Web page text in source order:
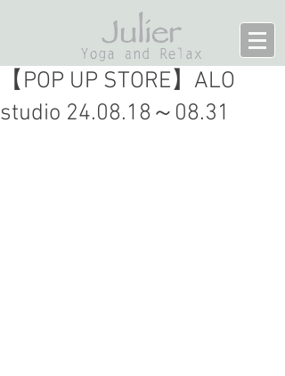
【POP UP STORE】ALO
studio 24.08.18～08.31